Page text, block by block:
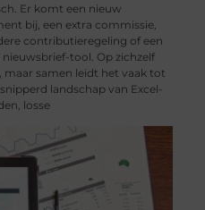
Er komt een nieuw
bij, een extra commissie,
contributieregeling of een
nieuwsbrief-tool. Op zichzelf
maar samen leidt het vaak tot
landschap van Excel-
losse